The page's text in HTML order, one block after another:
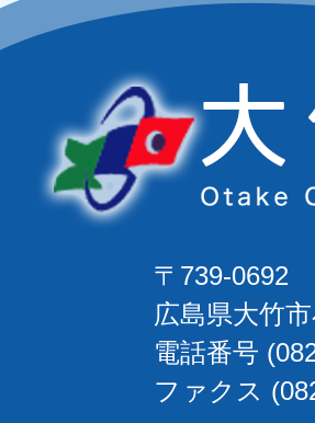
〒739-0692
広島県大竹
電話番号
ファクス